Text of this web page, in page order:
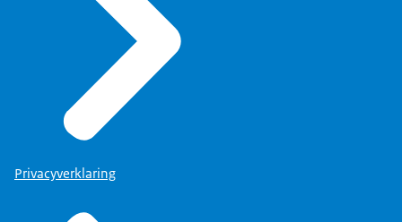
Privacyverklaring